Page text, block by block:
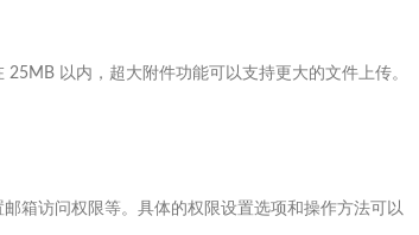
以内，超大附件功能可以支持更大的文件上传。
箱访问权限等。具体的权限设置选项和操作方法可以